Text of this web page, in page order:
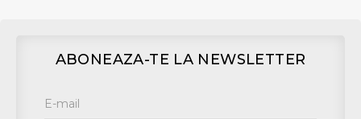
ABONEAZA-TE LA NEWSLETTER